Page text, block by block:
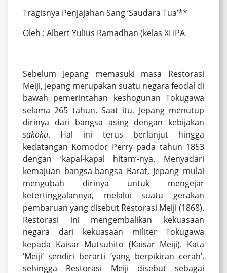
Tragisnya Penjajahan Sang ‘Saudara Tua’**
Oleh : Albert Yulius Ramadhan (kelas XI IPA
Sebelum Jepang memasuki masa Restorasi
Meiji, Jepang merupakan suatu negara feodal di
bawah pemerintahan keshogunan Tokugawa
selama 265 tahun. Saat itu, Jepang menutup
dirinya dari bangsa asing dengan kebijakan
sakoku. Hal ini terus berlanjut hingga
kedatangan Komodor Perry pada tahun 1853
dengan ‘kapal-kapal hitam’-nya. Menyadari
kemajuan bangsa-bangsa Barat, Jepang mulai
mengubah dirinya untuk mengejar
ketertinggalannya, melalui suatu gerakan
pembaruan yang disebut Restorasi Meiji (1868).
Restorasi ini mengembalikan kekuasaan
negara dari kekuasaan militer Tokugawa
kepada Kaisar Mutsuhito (Kaisar Meiji). Kata
‘Meiji’ sendiri berarti ‘yang berpikiran cerah’,
sehingga Restorasi Meiji disebut sebagai